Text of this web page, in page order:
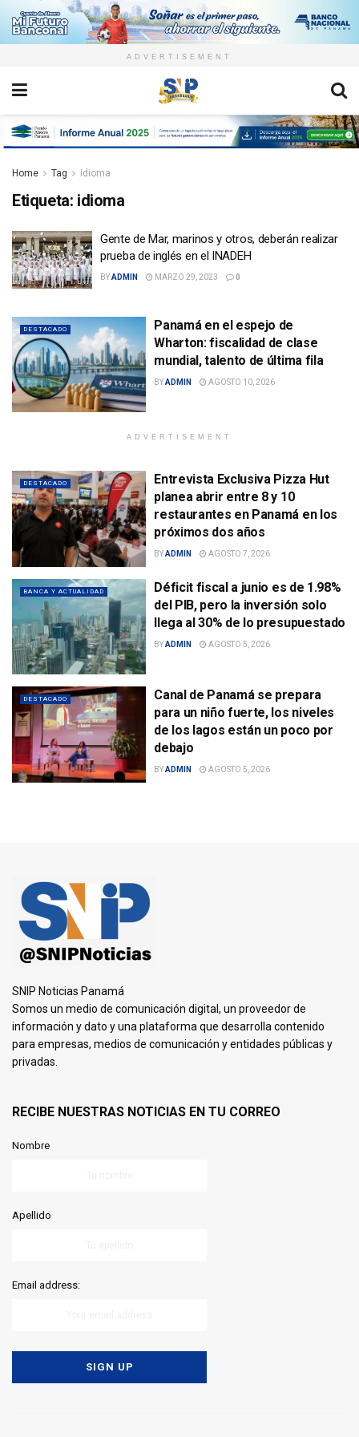
ADVERTISEMENT
Home Tag idioma
Etiqueta: idioma
Gente de Mar, marinos y otros, deberán realizar
prueba de inglés en el INADEH
BYADMIN MARZO 29, 2023 0
DESTACADO
Panamá en el espejo de
Wharton: fiscalidad de clase
mundial, talento de última fila
BYADMIN AGOSTO 10, 2026
ADVERTISEMENT
DESTACADO
Entrevista Exclusiva Pizza Hut
planea abrir entre 8 y 10
restaurantes en Panamá en los
próximos dos años
BYADMIN AGOSTO 7, 2026
BANCA Y ACTUALIDAD
Déficit fiscal a junio es de 1.98%
del PIB, pero la inversión solo
llega al 30% de lo presupuestado
BYADMIN AGOSTO 5, 2026
DESTACADO
Canal de Panamá se prepara
para un niño fuerte, los niveles
de los lagos están un poco por
debajo
BYADMIN AGOSTO 5, 2026
SNIP Noticias Panamá
Somos un medio de comunicación digital, un proveedor de
información y dato y una plataforma que desarrolla contenido
para empresas, medios de comunicación y entidades públicas y
privadas.
RECIBE NUESTRAS NOTICIAS EN TU CORREO
Nombre
Apellido
Email address: